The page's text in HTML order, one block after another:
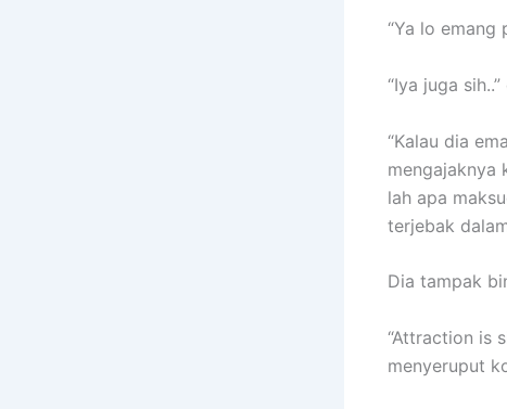
“Ya lo emang
“Iya juga
“Kalau dia
mengajaknya
lah apa
terjebak
Dia tampak
“Attraction is
menyeruput